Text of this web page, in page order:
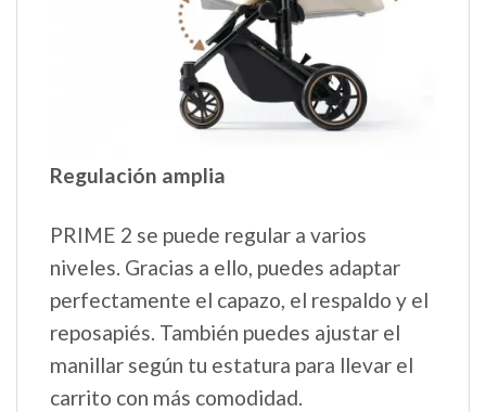
Regulación amplia
PRIME 2 se puede regular a varios
niveles. Gracias a ello, puedes adaptar
perfectamente el capazo, el respaldo y el
reposapiés. También puedes ajustar el
manillar según tu estatura para llevar el
carrito con más comodidad.